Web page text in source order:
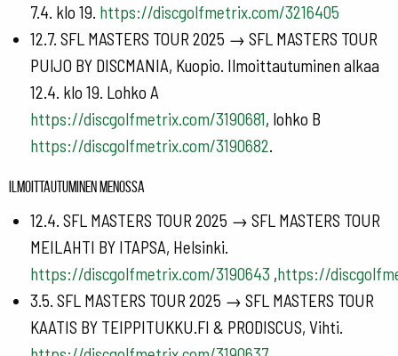
7.4. klo 19. https://discgolfmetrix.com/3216405
12.7. SFL MASTERS TOUR 2025 → SFL MASTERS TOUR
PUIJO BY DISCMANIA, Kuopio. Ilmoittautuminen alkaa
12.4. klo 19. Lohko A
https://discgolfmetrix.com/3190681, lohko B
https://discgolfmetrix.com/3190682.
Ilmoittautuminen menossa
12.4. SFL MASTERS TOUR 2025 → SFL MASTERS TOUR
MEILAHTI BY ITAPSA, Helsinki.
https://discgolfmetrix.com/3190643 ,https://
3.5. SFL MASTERS TOUR 2025 → SFL MASTERS TOUR
KAATIS BY TEIPPITUKKU.FI & PRODISCUS, Vihti.